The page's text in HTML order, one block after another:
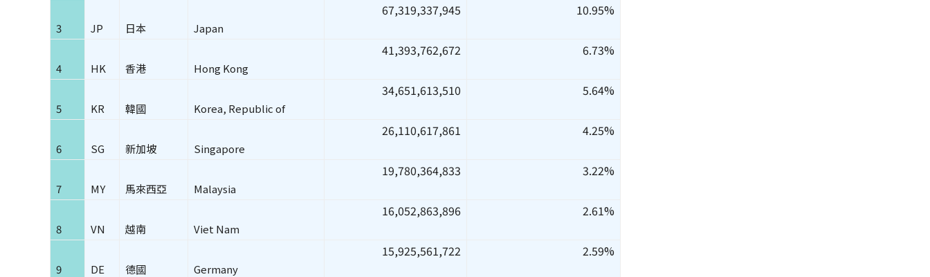
3 JP 日本 Japan
67,319,337,945 10.95%
4 HK 香港 Hong Kong
41,393,762,672 6.73%
5 KR 韓國 Korea, Republic of
34,651,613,510 5.64%
6 SG 新加坡 Singapore
26,110,617,861 4.25%
7 MY 馬來西亞 Malaysia
19,780,364,833 3.22%
8 VN 越南 Viet Nam
16,052,863,896 2.61%
9 DE 德國 Germany
15,925,561,722 2.59%